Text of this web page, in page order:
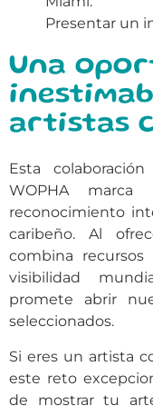
Presentar un
Una
artistas
Esta
WOPHA
reconocimiento
caribeño. Al
combina
visibilidad
promete abrir
seleccionados.
Si eres un artista
este reto
de mostrar tu